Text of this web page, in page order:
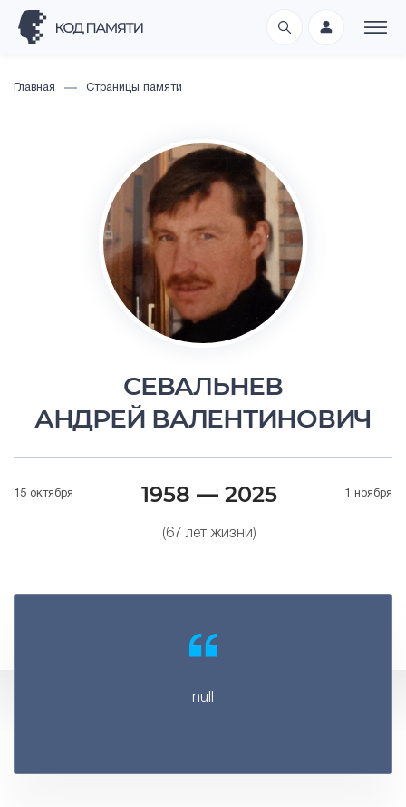
Главная Страницы памяти
СЕВАЛЬНЕВ
АНДРЕЙ ВАЛЕНТИНОВИЧ
15 октября 1958 — 2025
(67 лет жизни)
1 ноября
null